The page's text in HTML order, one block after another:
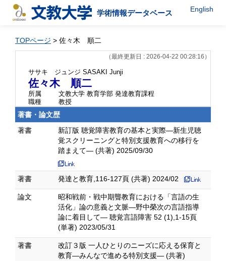
学術情報データベース English
TOPページ > 佐々木 順二
（最終更新日 : 2026-04-22 00:28:16）
ササキ ジュンジ SASAKI Junji
佐々木 順二
所属
文教大学 教育学部 発達教育課程
職種
教授
著書・論文歴
著書
新訂版 聴覚障害教育の基本と実際—新生児聴
覚スクリーニングと特別支援教育への移行を
踏まえて— (共著) 2025/09/30
著書 発達と教育,116-127頁 (共著) 2024/02
論文
昭和戦前・戦中期聾教育における「言語の生
活化」論の意義と文脈―野中榮次の言語指導
論に着目して― 聴覚言語障害 52 (1),1-15頁
(単著) 2023/05/31
著書
改訂３版 一人ひとりのニーズに応える保育と
教育―みんなで進める特別支援― (共著)